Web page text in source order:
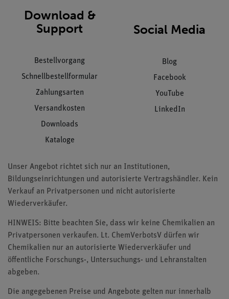
Download &
Support
Bestellvorgang
Schnellbestellformular
Zahlungsarten
Versandkosten
Downloads
Kataloge
Social Media
Blog
Facebook
YouTube
LinkedIn
Unser Angebot richtet sich nur an Institutionen,
Bildungseinrichtungen und autorisierte Vertragshändler. Kein
Verkauf an Privatpersonen und nicht autorisierte
Wiederverkäufer.
HINWEIS: Bitte beachten Sie, dass wir keine Chemikalien an
Privatpersonen verkaufen. Lt. ChemVerbotsV dürfen wir
Chemikalien nur an autorisierte Wiederverkäufer und
öffentliche Forschungs-, Untersuchungs- und Lehranstalten
abgeben.
Die angegebenen Preise und Angebote gelten nur innerhalb